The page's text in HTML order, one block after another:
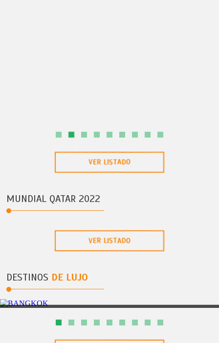
VER LISTADO
MUNDIAL QATAR 2022
VER LISTADO
DESTINOS DE LUJO